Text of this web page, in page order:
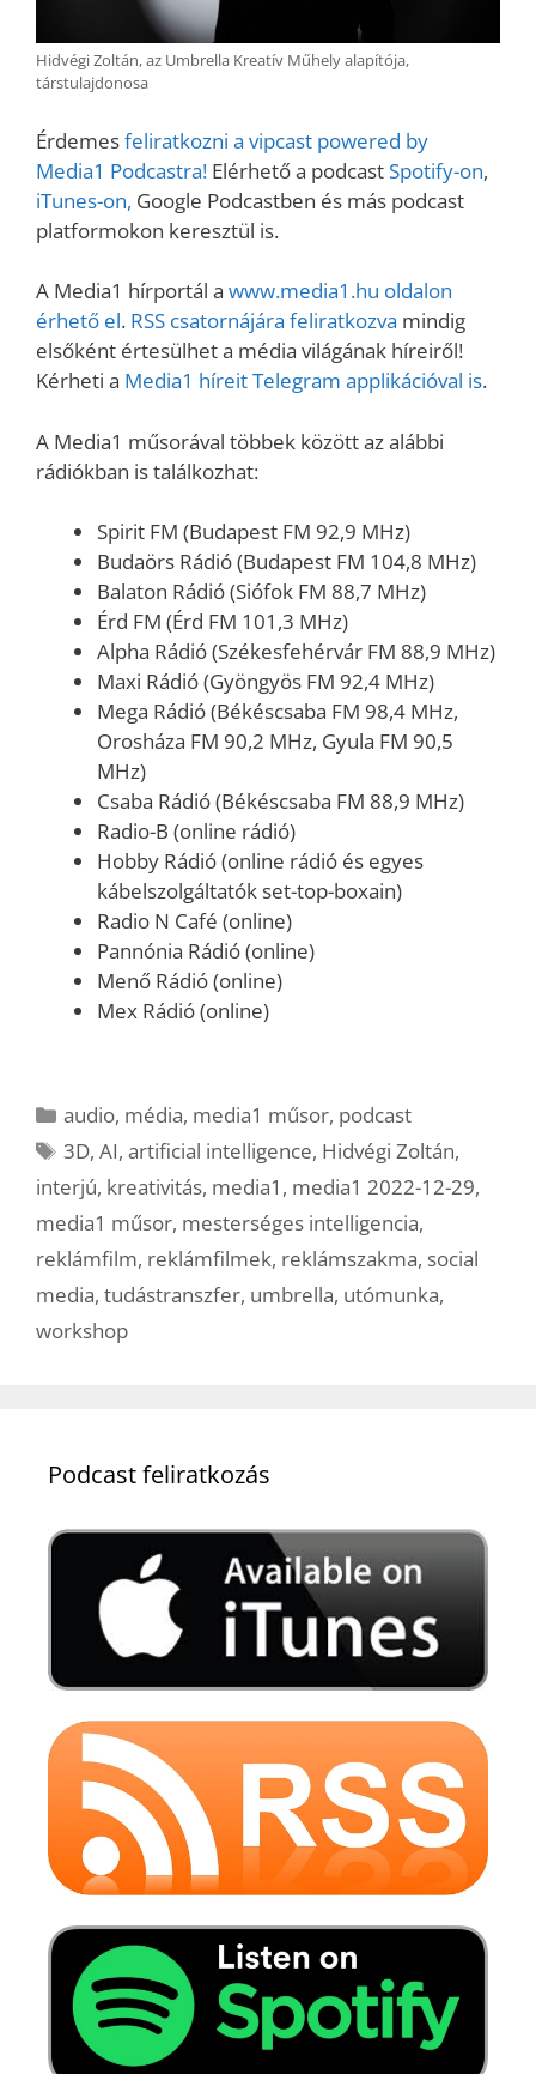
Hidvégi Zoltán, az Umbrella Kreatív Műhely alapítója,
társtulajdonosa
Érdemesfeliratkozni a vipcast powered by
Media1 Podcastra! Elérhető a podcastSpotify-on,
iTunes-on, Google Podcastben és más podcast
platformokon keresztül is.
A Media1 hírportál a www.media1.hu oldalon
érhető el. RSS csatornájára feliratkozva mindig
elsőként értesülhet a média világának híreiről!
Kérheti a Media1 híreit Telegram applikációval is.
A Media1 műsorával többek között az alábbi
rádiókban is találkozhat:
Spirit FM (Budapest FM 92,9 MHz)
Budaörs Rádió (Budapest FM 104,8 MHz)
Balaton Rádió (Siófok FM 88,7 MHz)
Érd FM (Érd FM 101,3 MHz)
Alpha Rádió (Székesfehérvár FM 88,9 MHz)
Maxi Rádió (Gyöngyös FM 92,4 MHz)
Mega Rádió (Békéscsaba FM 98,4 MHz,
Orosháza FM 90,2 MHz, Gyula FM 90,5
MHz)
Csaba Rádió (Békéscsaba FM 88,9 MHz)
Radio-B (online rádió)
Hobby Rádió (online rádió és egyes
kábelszolgáltatók set-top-boxain)
Radio N Café (online)
Pannónia Rádió (online)
Menő Rádió (online)
Mex Rádió (online)
Kategória
audio, média, media1 műsor, podcast
Címkék
3D,AI,artificial intelligence, Hidvégi Zoltán,
interjú, kreativitás, media1 , media1 2022-12-29,
media1 műsor, mesterséges intelligencia,
reklámfilm, reklámfilmek, reklámszakma, social
media, tudástranszfer, umbrella, utómunka,
workshop
Podcast feliratkozás